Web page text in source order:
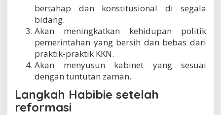
bertahap dan konstitusional di segala
bidang.
Akan meningkatkan kehidupan politik
pemerintahan yang bersih dan bebas dari
praktik-praktik KKN.
Akan menyusun kabinet yang sesuai
dengan tuntutan zaman.
Langkah Habibie setelah
reformasi